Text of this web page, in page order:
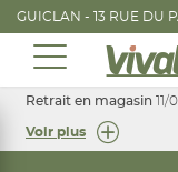
GUICLAN - 13 RUE DU
Retrait en magasin 11/
Voir plus